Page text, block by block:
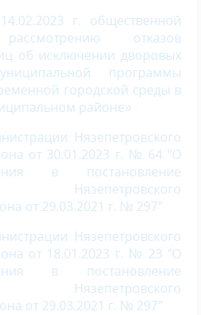
г. общественной
отказов
об исключении дворовых
программы
городской среды в
районе»
Нязепетровского
от 30.01.2023 г. № 64 "О
в постановление
Нязепетровского
от 29.03.2021 г. № 297"
Нязепетровского
от 18.01.2023 г. № 23 "О
в постановление
Нязепетровского
от 29.03.2021 г. № 297"